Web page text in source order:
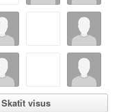
Skatīt visus